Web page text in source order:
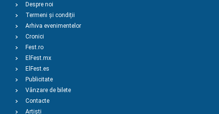
Despre noi
Termeni și condiții
Arhiva evenimentelor
Cronici
Fest.ro
ElFest.mx
ElFest.es
Publicitate
Vânzare de bilete
Contacte
Artiști